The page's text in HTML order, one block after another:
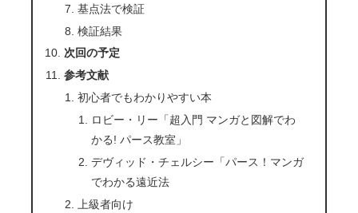
基点法で検証
検証結果
次回の予定
参考文献
初心者でもわかりやすい本
ロビー・リー「超入門 マンガと図解でわ
かる! パース教室」
デヴィッド・チェルシー「パース！マンガ
でわかる遠近法
上級者向け